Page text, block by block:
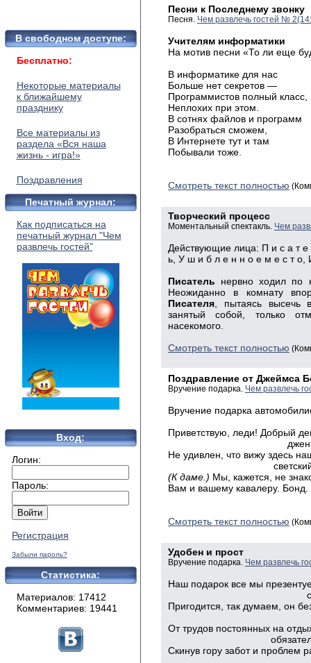
В свободном доступе:
Бесплатно:
Некоторые материалы
к ближайшему
празднику
Все материалы из
раздела «Вся наша
жизнь - игра!»
Поздравления
Печатный журнал:
Как подписаться на
печатный журнал "Чем
развлечь гостей"
Вход:
Логин:
Пароль:
Регистрация
Забыли пароль?
Статистика:
Материалов: 17412
Комментариев: 19441
Песни к Последнему звонку
Песня. Чем развлечь гостей №
Учителям информатики
На мотив песни «То ли еще
В информатике для нас
Больше нет секретов —
Программистов полный класс,
Неплохих при этом.
В сотнях файлов и программ
Разобраться сможем,
В Интернете тут и там
Побывали тоже.
Смотреть текст полностью
Творческий процесс
Моментальный спектакль. Чем
Действующие лица: П и с а т
ь, У ш и б л е н н о е м е с т о,
Писатель нервно ходил по
Неожиданно в комнату
Писателя , пытаясь
занятый собой, только
насекомого.
Смотреть текст полностью
Поздравление от Джеймса
Вручение подарка. Чем развлечь
Вручение подарка
Приветствую, леди! Добрый
Не удивлен, что вижу здесь
светский
(К даме.) Мы, кажется, не
Вам и вашему кавалеру.
Смотреть текст полностью
Удобен и прост
Вручение подарка. Чем развлечь
Наш подарок все мы
с
Пригодится, так думаем, он
От трудов постоянных на
обязательно
Скинув гору забот и проблем